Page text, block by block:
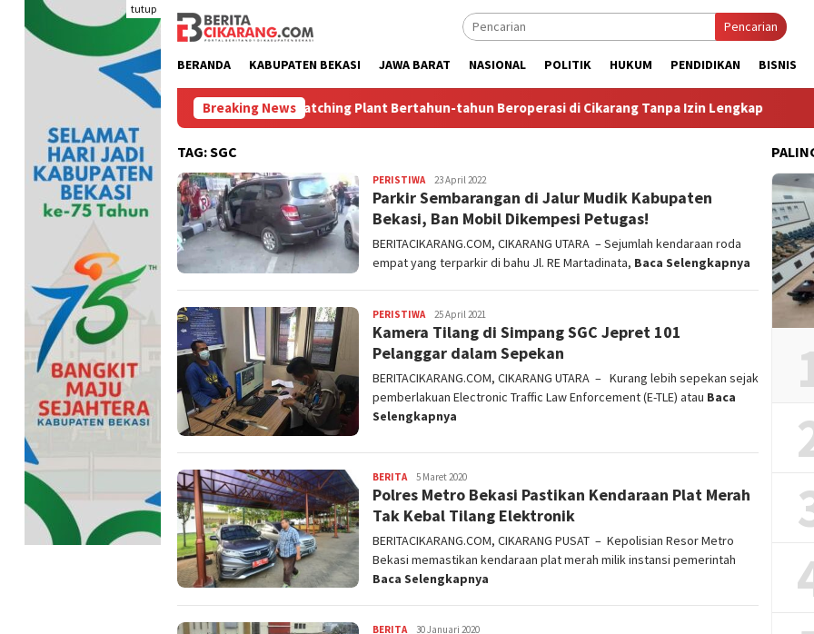
tutup
Pencarian
BERANDA KABUPATEN BEKASI JAWA BARAT NASIONAL POLITIK HUKUM PENDIDIKAN BISNIS
Breaking News
Bikin Polusi Debu, Lima Batching Plant Bertahun-tahun Beroperasi di Cikarang Tanpa Izin Lengkap Tegal Danas
TAG:SGC
PERISTIWAadmin
23 April 2022
Parkir Sembarangan di Jalur Mudik Kabupaten
Bekasi, Ban Mobil Dikempesi Petugas!
BERITACIKARANG.COM, CIKARANG UTARA – Sejumlah kendaraan roda
empat yang terparkir di bahu Jl. RE Martadinata, Baca Selengkapnya
PERISTIWAadmin
25 April 2021
Kamera Tilang di Simpang SGC Jepret 101
Pelanggar dalam Sepekan
BERITACIKARANG.COM, CIKARANG UTARA – Kurang lebih sepekan sejak
pemberlakuan Electronic Traffic Law Enforcement (E-TLE) atau Baca
Selengkapnya
BERITA admin
5 Maret 2020
Polres Metro Bekasi Pastikan Kendaraan Plat Merah
Tak Kebal Tilang Elektronik
BERITACIKARANG.COM, CIKARANG PUSAT – Kepolisian Resor Metro
Bekasi memastikan kendaraan plat merah milik instansi pemerintah
Baca Selengkapnya
BERITA admin
30 Januari 2020